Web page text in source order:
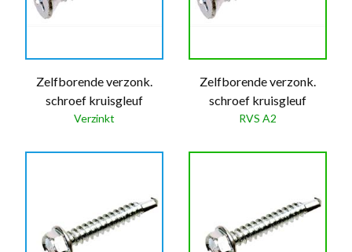
Zelfborende verzonk.
schroef kruisgleuf
Verzinkt
Zelfborende verzonk.
schroef kruisgleuf
RVS A2